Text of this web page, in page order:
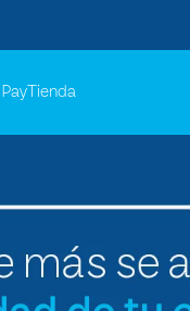
Tienda